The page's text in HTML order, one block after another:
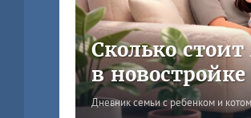
Сколько
в
Дневник семьи с ребенком и